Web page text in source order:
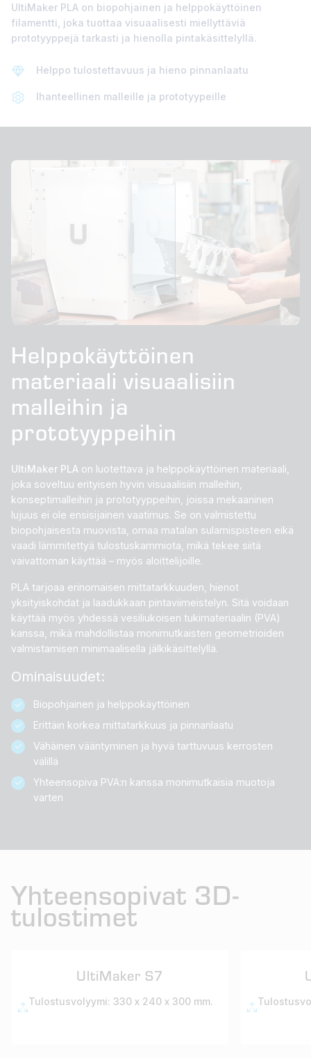
UltiMaker PLA on biopohjainen ja helppokäyttöinen
filamentti, joka tuottaa visuaalisesti miellyttäviä
prototyyppejä tarkasti ja hienolla pintakäsittelyllä.
Helppo tulostettavuus ja hieno pinnanlaatu
Ihanteellinen malleille ja prototyypeille
Helppokäyttöinen
materiaali visuaalisiin
malleihin ja
prototyyppeihin
UltiMaker PLA on luotettava ja helppokäyttöinen materiaali,
joka soveltuu erityisen hyvin visuaalisiin malleihin,
konseptimalleihin ja prototyyppeihin, joissa mekaaninen
lujuus ei ole ensisijainen vaatimus. Se on valmistettu
biopohjaisesta muovista, omaa matalan sulamispisteen eikä
vaadi lämmitettyä tulostuskammiota, mikä tekee siitä
vaivattoman käyttää – myös aloittelijoille.
PLA tarjoaa erinomaisen mittatarkkuuden, hienot
yksityiskohdat ja laadukkaan pintaviimeistelyn. Sitä voidaan
käyttää myös yhdessä vesiliukoisen tukimateriaalin (PVA)
kanssa, mikä mahdollistaa monimutkaisten geometrioiden
valmistamisen minimaalisella jälkikäsittelyllä.
Ominaisuudet:
Biopohjainen ja helppokäyttöinen
Erittäin korkea mittatarkkuus ja pinnanlaatu
Vähäinen vääntyminen ja hyvä tarttuvuus kerrosten
välillä
Yhteensopiva PVA:n kanssa monimutkaisia muotoja
varten
Yhteensopivat 3D-
tulostimet
UltiMaker S7
Tulostusvolyymi: 330 x 240 x 300 mm.